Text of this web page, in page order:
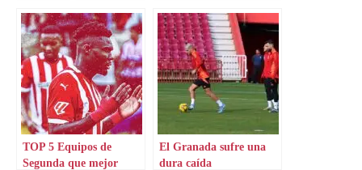
TOP 5 Equipos de
Segunda que mejor
El Granada sufre una
dura caída